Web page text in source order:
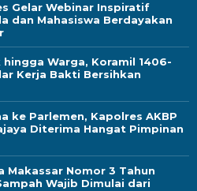
Gelar Webinar Inspiratif
dan Mahasiswa Berdayakan
Warga, Koramil 1406-
Kerja Bakti Bersihkan
ke Parlemen, Kapolres AKBP
Diterima Hangat Pimpinan
Makassar Nomor 3 Tahun
Wajib Dimulai dari